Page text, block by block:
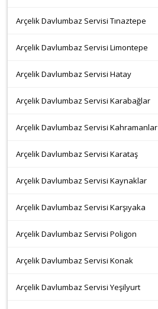
Arçelik Davlumbaz Servisi Tınaztepe
Arçelik Davlumbaz Servisi Limontepe
Arçelik Davlumbaz Servisi Hatay
Arçelik Davlumbaz Servisi Karabağlar
Arçelik Davlumbaz Servisi Kahramanlar
Arçelik Davlumbaz Servisi Karataş
Arçelik Davlumbaz Servisi Kaynaklar
Arçelik Davlumbaz Servisi Karşıyaka
Arçelik Davlumbaz Servisi Poligon
Arçelik Davlumbaz Servisi Konak
Arçelik Davlumbaz Servisi Yeşilyurt